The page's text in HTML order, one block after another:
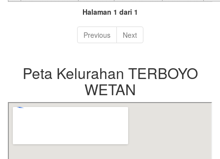
Halaman 1 dari 1
Previous Next
Peta Kelurahan TERBOYO
WETAN